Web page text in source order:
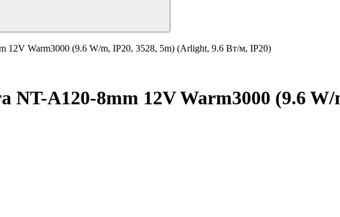
12V Warm3000 (9.6 W/m, IP20, 3528, 5m) (Arlight, 9.6 Вт/м, IP20)
NT-A120-8mm 12V Warm3000 (9.6